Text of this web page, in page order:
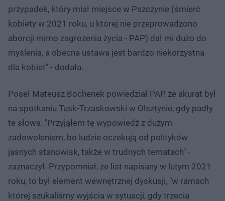
przypadek, który miał miejsce w Pszczynie (śmierć
kobiety w 2021 roku, u której nie przeprowadzono
aborcji mimo zagrożenia życia - PAP) dał mi dużo do
myślenia, a obecna ustawa jest bardzo niekorzystna
dla kobiet" - dodała.
Poseł Mateusz Bochenek powiedział PAP, że akurat był
na spotkaniu Tusk-Trzaskowski w Olsztynie, gdy padły
te słowa. "Przyjąłem tę wypowiedź z dużym
zadowoleniem, bo ludzie oczekują od polityków
jasnych stanowisk, także w trudnych tematach" -
zaznaczył. Przypomniał, że list napisany w lutym 2021
roku, to był element wewnętrznej dyskusji, "w ramach
której szukaliśmy wyjścia w sytuacji, gdy trzecia